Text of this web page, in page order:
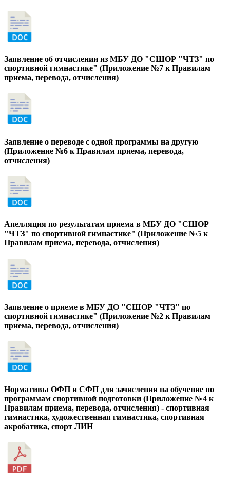
Заявление об отчислении из МБУ ДО "СШОР "ЧТЗ" по
спортивной гимнастике" (Приложение №7 к Правилам
приема, перевода, отчисления)
Заявление о переводе с одной программы на другую
(Приложение №6 к Правилам приема, перевода,
отчисления)
Апелляция по результатам приема в МБУ ДО "СШОР
"ЧТЗ" по спортивной гимнастике" (Приложение №5 к
Правилам приема, перевода, отчисления)
Заявление о приеме в МБУ ДО "СШОР "ЧТЗ" по
спортивной гимнастике" (Приложение №2 к Правилам
приема, перевода, отчисления)
Нормативы ОФП и СФП для зачисления на обучение по
программам спортивной подготовки (Приложение №4 к
Правилам приема, перевода, отчисления) - спортивная
гимнастика, художественная гимнастика, спортивная
акробатика, спорт ЛИН